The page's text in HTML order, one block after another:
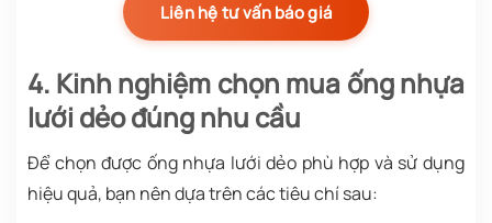
Liên hệ tư vấn báo giá
4. Kinh nghiệm chọn mua ống nhựa
lưới dẻo đúng nhu cầu
Để chọn được ống nhựa lưới dẻo phù hợp và sử dụng
hiệu quả, bạn nên dựa trên các tiêu chí sau: